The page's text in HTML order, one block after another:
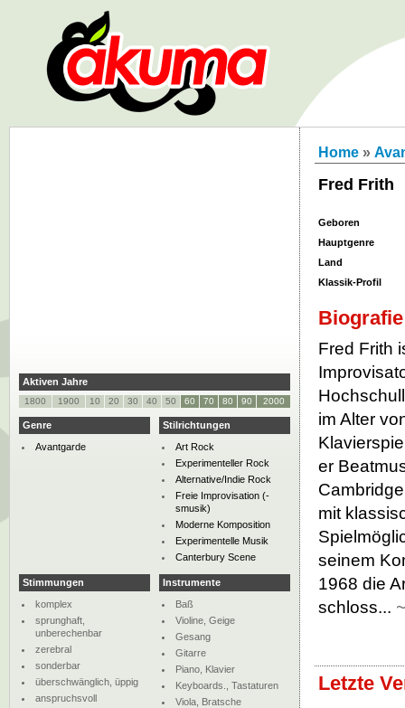
Home »
Fred Frith
Geboren
Hauptgenre
Land
Klassik-Profil
Biografie
Fred Frith
im Alter
er
mit
seinem
1968 die
schloss...
Letzte
Aktiven Jahre
1800 1900 10 20 30 40 50 60 70 80 90 2000
Genre
Avantgarde
Stilrichtungen
Art Rock
Experimenteller Rock
Alternative/Indie Rock
Freie Improvisation (-
smusik)
Moderne Komposition
Experimentelle Musik
Canterbury Scene
Stimmungen
komplex
sprunghaft,
unberechenbar
zerebral
sonderbar
überschwänglich, üppig
anspruchsvoll
Instrumente
Baß
Violine, Geige
Gesang
Gitarre
Piano, Klavier
Keyboards., Tastaturen
Viola, Bratsche